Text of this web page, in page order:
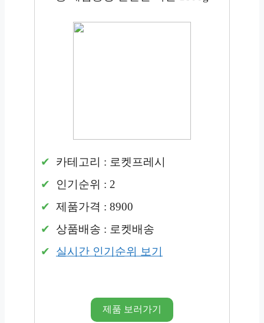
카테고리 : 로켓프레시
인기순위 : 2
제품가격 : 8900
상품배송 : 로켓배송
실시간 인기순위 보기
제품 보러가기